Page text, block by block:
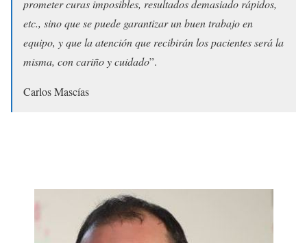
prometer curas imposibles, resultados demasiado rápidos,
etc., sino que se puede garantizar un buen trabajo en
equipo, y que la atención que recibirán los pacientes será la
misma, con cariño y cuidado”.
Carlos Mascías